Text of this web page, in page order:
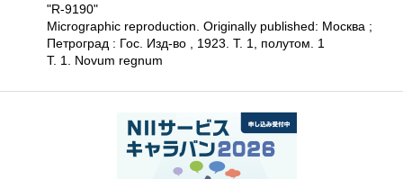
"R-9190"
Micrographic reproduction. Originally published: Москва ;
Петроград : Гос. Изд-во , 1923. Т. 1, полутом. 1
Т. 1. Novum regnum